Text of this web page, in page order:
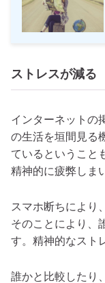
ストレスが減る
インターネットの
の生活を垣間見る
ているということ
精神的に疲弊しま
スマホ断ちにより、
そのことにより、
す。精神的なスト
誰かと比較したり